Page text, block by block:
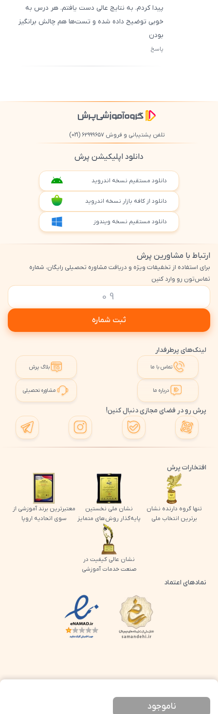
ناموجود
پیدا کردم. به نتایج عالی دست یافتم. هر درس به
خوبی توضیح داده شده و تست‌ها هم چالش ‌برانگیز
بودن
پاسخ
تلفن پشتیبانی و فروش ۶۲۹۹۹۶۵۷ (021)
دانلود اپلیکیشن پرش
دانلود مستقیم نسخه اندروید
دانلود از کافه بازار نسخه اندروید
دانلود مستقیم نسخه ویندوز
ارتباط با مشاورین پرش
برای استفاده از تخفیفات ویژه و دریافت مشاوره تحصیلی رایگان، شماره
تماس‌تون رو وارد کنین
ثبت شماره
لینک‌های پرطرفدار
تماس با ما بلاگ پرش
درباره ما مشاوره تحصیلی
پرش رو در فضای مجازی دنبال کنین!
افتخارات پرش
تنها گروه دارنده نشان
برترین انتخاب ملی
نشان ملی نخستین
پایه‌گذار روش‌های متمایز
معتبرترین برند آموزشی از
سوی اتحادیه اروپا
نشان عالی کیفیت در
صنعت خدمات آموزشی
نمادهای اعتماد
لوگو اینماد پرش